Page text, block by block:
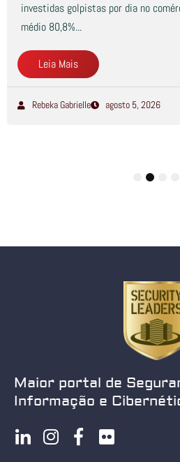
investidas golpistas por dia no
médio 80,8%...
Leia Mais
Rebeka Gabrielle agosto 5, 2026
Maior portal de
Informação e